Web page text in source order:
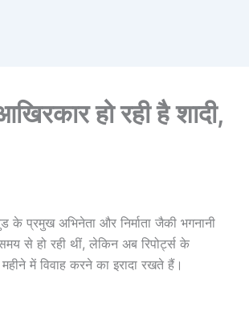
हो रही है शादी,
के प्रमुख अभिनेता और निर्माता जैकी भगनानी
से हो रही थीं, लेकिन अब रिपोर्ट्स के
में विवाह करने का इरादा रखते हैं।